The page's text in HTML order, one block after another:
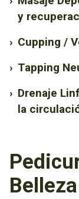
y
› Cupping /
› Tapping
› Drenaje
la